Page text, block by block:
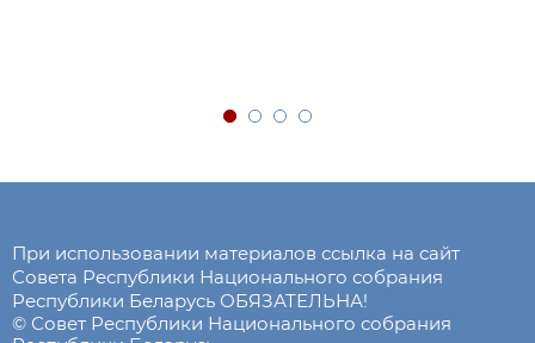
При использовании материалов ссылка на сайт
Совета Республики Национального собрания
Республики Беларусь ОБЯЗАТЕЛЬНА!
© Совет Республики Национального собрания